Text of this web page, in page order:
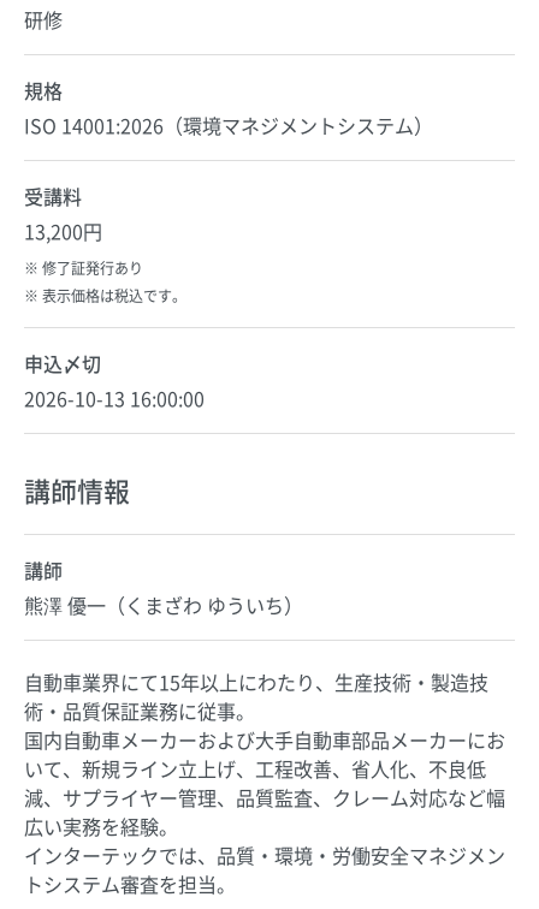
研修
規格
ISO 14001:2026（環境マネジメントシステム）
受講料
13,200円
修了証発行あり
表示価格は税込です。
申込〆切
2026-10-13 16:00:00
講師情報
講師
熊澤 優一（くまざわ ゆういち）
自動車業界にて15年以上にわたり、生産技術・製造技
術・品質保証業務に従事。
国内自動車メーカーおよび大手自動車部品メーカーにお
いて、新規ライン立上げ、工程改善、省人化、不良低
減、サプライヤー管理、品質監査、クレーム対応など幅
広い実務を経験。
インターテックでは、品質・環境・労働安全マネジメン
トシステム審査を担当。